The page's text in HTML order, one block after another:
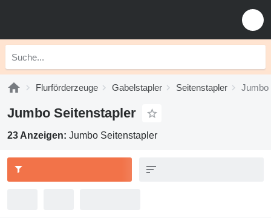
Flurförderzeuge Gabelstapler Seitenstapler Jumbo
Jumbo Seitenstapler
23 Anzeigen: Jumbo Seitenstapler